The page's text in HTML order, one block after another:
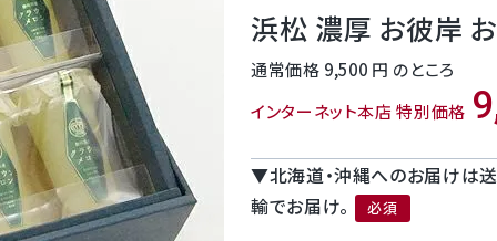
浜松 濃厚 お彼岸
通常価格 9,500
のところ
インターネット本店 特別価格
▼北海道・沖縄へのお届けは
輸でお届け。